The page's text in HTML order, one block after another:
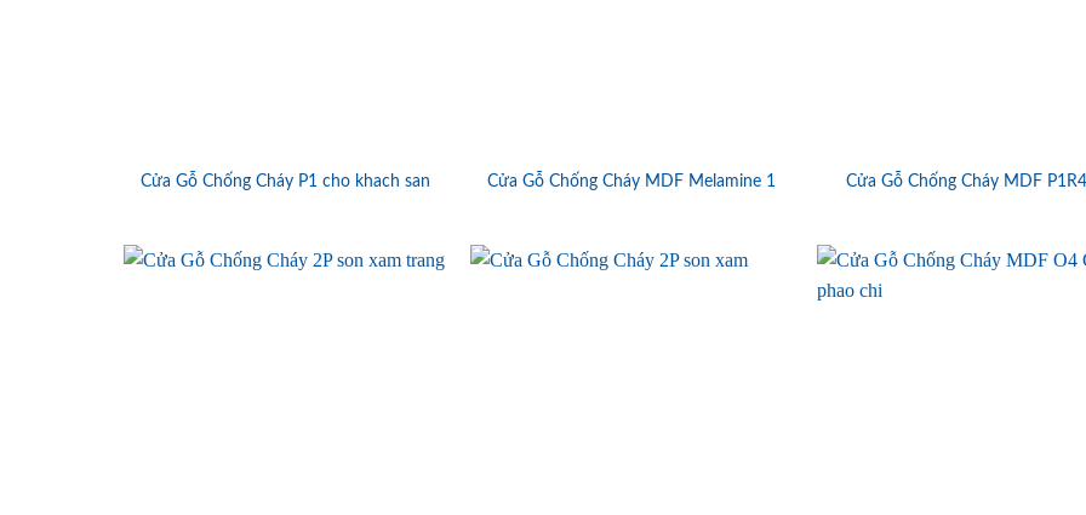
Cửa Gỗ Chống Cháy P1 cho khach san Cửa Gỗ Chống Cháy MDF Melamine 1 Cửa Gỗ Chống Cháy MDF